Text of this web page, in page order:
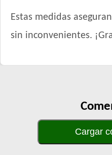
Estas medidas
sin inconvenientes.
Cargar